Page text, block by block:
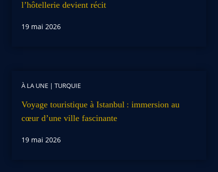
l’hôtellerie devient récit
19 mai 2026
À LA UNE | TURQUIE
Voyage touristique à Istanbul : immersion au
cœur d’une ville fascinante
19 mai 2026